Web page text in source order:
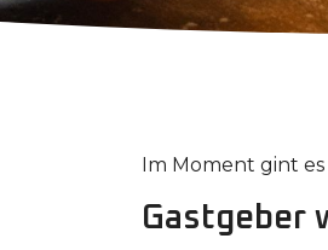
Im Moment gint
Gastgeber